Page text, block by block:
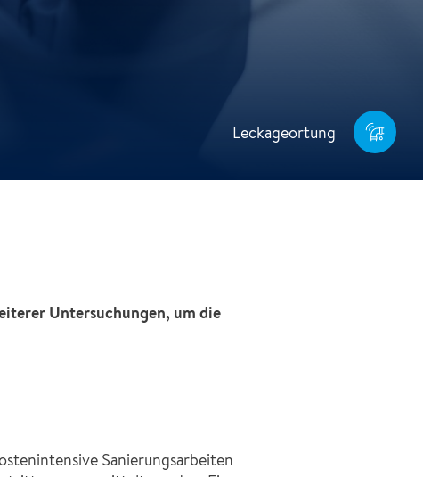
Leckageortung
Untersuchungen, um die
Sanierungsarbeiten